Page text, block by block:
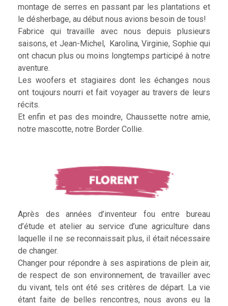
montage de serres en passant par les plantations et
le désherbage, au début nous avions besoin de tous!
Fabrice qui travaille avec nous depuis plusieurs
saisons, et Jean-Michel, Karolina, Virginie, Sophie qui
ont chacun plus ou moins longtemps participé à notre
aventure.
Les woofers et stagiaires dont les échanges nous
ont toujours nourri et fait voyager au travers de leurs
récits.
Et enfin et pas des moindre, Chaussette notre amie,
notre mascotte, notre Border Collie.
Après des années d’inventeur fou entre bureau
d’étude et atelier au service d’une agriculture dans
laquelle il ne se reconnaissait plus, il était nécessaire
de changer.
Changer pour répondre à ses aspirations de plein air,
de respect de son environnement, de travailler avec
du vivant, tels ont été ses critères de départ. La vie
étant faite de belles rencontres, nous avons eu la